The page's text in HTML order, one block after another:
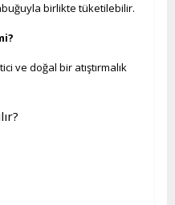
birlikte tüketilebilir.
ve doğal bir atıştırmalık